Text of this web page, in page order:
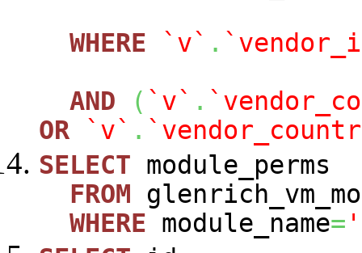
WHERE
`v` .
AND
( `v` .
OR
`v` .
SELECT module_perms
FROM
WHERE module_name=